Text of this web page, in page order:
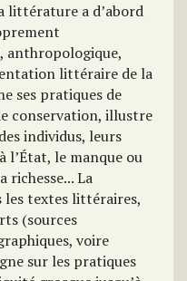
littérature a d’abord
anthropologique,
littéraire de la
ses pratiques de
conservation, illustre
individus, leurs
le manque ou
richesse... La
les textes littéraires,
(sources
voire
sur les pratiques